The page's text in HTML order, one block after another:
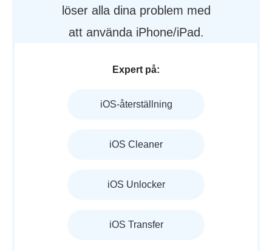
löser alla dina problem med
att använda iPhone/iPad.
Expert på:
iOS-återställning
iOS Cleaner
iOS Unlocker
iOS Transfer